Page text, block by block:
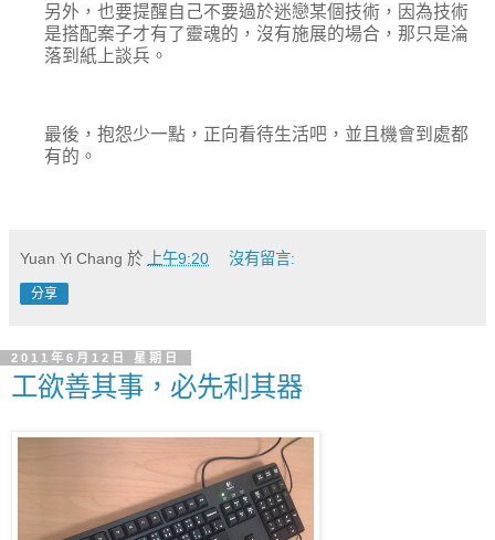
另外，也要提醒自己不要過於迷戀某個技術，因為技術
是搭配案子才有了靈魂的，沒有施展的場合，那只是淪
落到紙上談兵。
最後，抱怨少一點，正向看待生活吧，並且機會到處都
有的。
Yuan Yi Chang 於 上午9:20 沒有留言:
分享
2011年6月12日 星期日
工欲善其事，必先利其器